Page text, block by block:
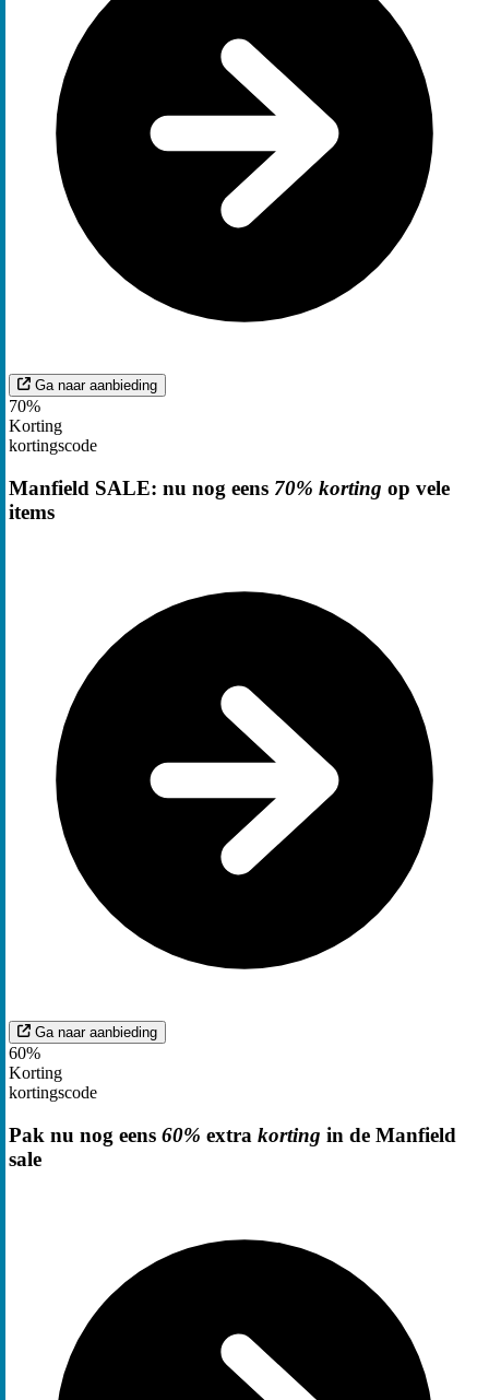
Ga naar aanbieding
70%
Korting
kortingscode
Manfield SALE: nu nog eens 70% korting op vele
items
Ga naar aanbieding
60%
Korting
kortingscode
Pak nu nog eens 60% extra korting in de Manfield
sale